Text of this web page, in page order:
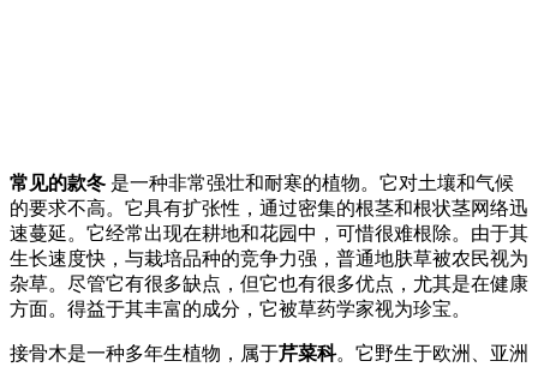
常见的款冬 是一种非常强壮和耐寒的植物。它对土壤和气候
的要求不高。它具有扩张性，通过密集的根茎和根状茎网络迅
速蔓延。它经常出现在耕地和花园中，可惜很难根除。由于其
生长速度快，与栽培品种的竞争力强，普通地肤草被农民视为
杂草。尽管它有很多缺点，但它也有很多优点，尤其是在健康
方面。得益于其丰富的成分，它被草药学家视为珍宝。
接骨木是一种多年生植物，属于芹菜科。它野生于欧洲、亚洲